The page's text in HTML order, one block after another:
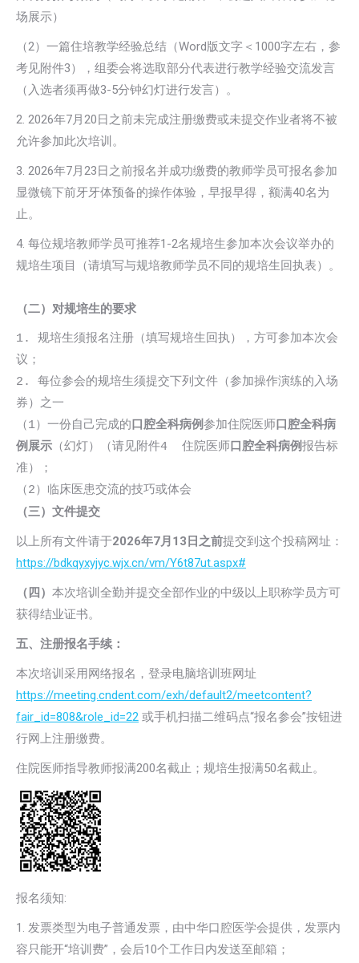
场展示）
（2）一篇住培教学经验总结（Word版文字＜1000字左右，参
考见附件3），组委会将选取部分代表进行教学经验交流发言
（入选者须再做3-5分钟幻灯进行发言）。
2. 2026年7月20日之前未完成注册缴费或未提交作业者将不被
允许参加此次培训。
3. 2026年7月23日之前报名并成功缴费的教师学员可报名参加
显微镜下前牙牙体预备的操作体验，早报早得，额满40名为
止。
4. 每位规培教师学员可推荐1-2名规培生参加本次会议举办的
规培生项目（请填写与规培教师学员不同的规培生回执表）。
（二）对规培生的要求
1. 规培生须报名注册（填写规培生回执），方可参加本次会
议；
2. 每位参会的规培生须提交下列文件（参加操作演练的入场
券）之一
（1）一份自己完成的 口腔全科病例参加住院医师 口腔全科病
例展示 （幻灯）（请见附件4  住院医师 口腔全科病例报告标
准）；
（2）临床医患交流的技巧或体会
（三）文件提交
以上所有文件请于2026年7月13日之前提交到这个投稿网址：
https://bdkqyxyjyc.wjx.cn/vm/Y6t87ut.aspx#
（四） 本次培训全勤并提交全部作业的中级以上职称学员方可
获得结业证书。
五、注册报名手续：
本次培训采用网络报名，登录电脑培训班网址
https://meeting.cndent.com/exh/default2/meetcontent?
fair_id=808&role_id=22 或手机扫描二维码点“报名参会”按钮进
行网上注册缴费。
住院医师指导教师报满200名截止；规培生报满50名截止。
报名须知:
1. 发票类型为电子普通发票，由中华口腔医学会提供，发票内
容只能开“培训费”，会后10个工作日内发送至邮箱；